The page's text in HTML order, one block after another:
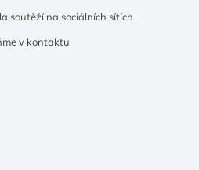
soutěží na sociálních sítích
v kontaktu